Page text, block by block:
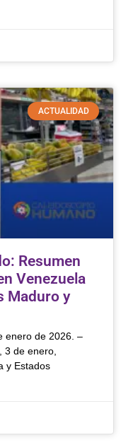
ACTUALIDAD
Resumen
Venezuela
Maduro y
enero de 2026. –
3 de enero,
y Estados